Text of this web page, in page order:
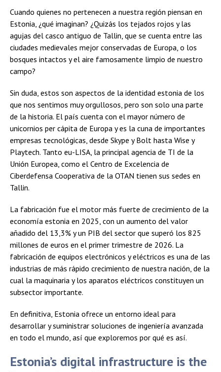
Cuando quienes no pertenecen a nuestra región piensan en
Estonia, ¿qué imaginan? ¿Quizás los tejados rojos y las
agujas del casco antiguo de Tallin, que se cuenta entre las
ciudades medievales mejor conservadas de Europa, o los
bosques intactos y el aire famosamente limpio de nuestro
campo?
Sin duda, estos son aspectos de la identidad estonia de los
que nos sentimos muy orgullosos, pero son solo una parte
de la historia. El país cuenta con el mayor número de
unicornios per cápita de Europa y es la cuna de importantes
empresas tecnológicas, desde Skype y Bolt hasta Wise y
Playtech. Tanto eu-LISA, la principal agencia de TI de la
Unión Europea, como el Centro de Excelencia de
Ciberdefensa Cooperativa de la OTAN tienen sus sedes en
Tallin.
La fabricación fue el motor más fuerte de crecimiento de la
economía estonia en 2025, con un aumento del valor
añadido del 13,3% y un PIB del sector que superó los 825
millones de euros en el primer trimestre de 2026. La
fabricación de equipos electrónicos y eléctricos es una de las
industrias de más rápido crecimiento de nuestra nación, de la
cual la maquinaria y los aparatos eléctricos constituyen un
subsector importante.
En definitiva, Estonia ofrece un entorno ideal para
desarrollar y suministrar soluciones de ingeniería avanzada
en todo el mundo, así que exploremos por qué es así.
Estonia’s digital infrastructure is the